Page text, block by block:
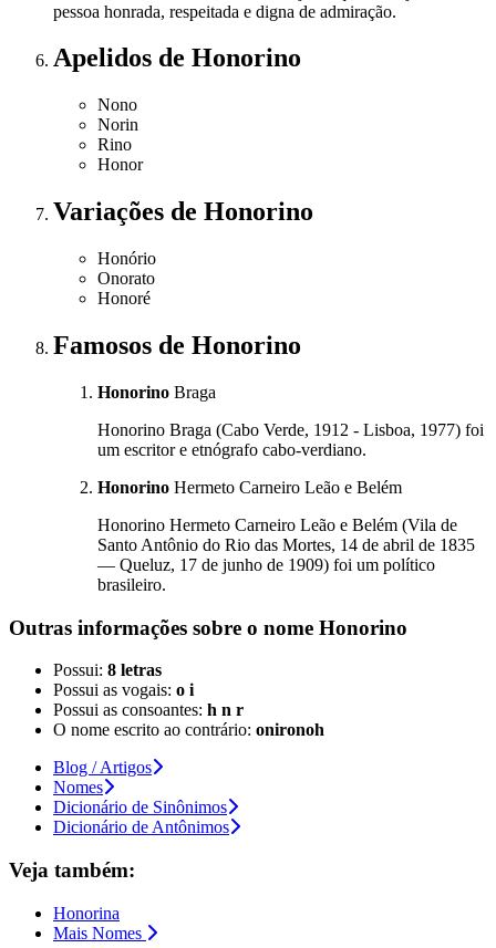
pessoa honrada, respeitada e digna de admiração.
Apelidos de Honorino
Nono
Norin
Rino
Honor
Variações de Honorino
Honório
Onorato
Honoré
Famosos de Honorino
Honorino Braga
Honorino Braga (Cabo Verde, 1912 - Lisboa, 1977) foi
um escritor e etnógrafo cabo-verdiano.
Honorino Hermeto Carneiro Leão e Belém
Honorino Hermeto Carneiro Leão e Belém (Vila de
Santo Antônio do Rio das Mortes, 14 de abril de 1835
— Queluz, 17 de junho de 1909) foi um político
brasileiro.
Outras informações sobre o nome Honorino
Possui: 8 letras
Possui as vogais: o i
Possui as consoantes: h n r
O nome escrito ao contrário: onironoh
Blog / Artigos
Nomes
Dicionário de Sinônimos
Dicionário de Antônimos
Veja também:
Honorina
Mais Nomes